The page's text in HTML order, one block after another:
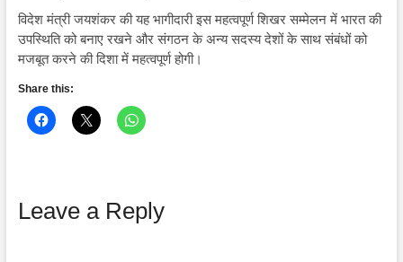
विदेश मंत्री जयशंकर की यह भागीदारी इस महत्वपूर्ण शिखर सम्मेलन में भारत की
उपस्थिति को बनाए रखने और संगठन के अन्य सदस्य देशों के साथ संबंधों को
मजबूत करने की दिशा में महत्वपूर्ण होगी।
Share this:
Leave a Reply